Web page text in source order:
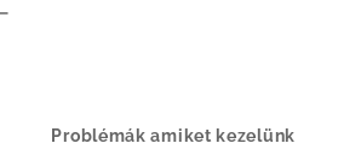
Problémák amiket kezelünk